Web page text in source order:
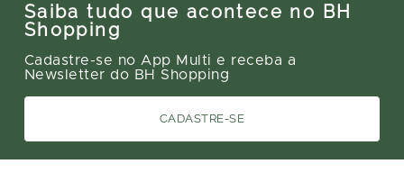
Saiba tudo que acontece no BH
Shopping
Cadastre-se no App Multi e receba a
Newsletter do BH Shopping
CADASTRE-SE